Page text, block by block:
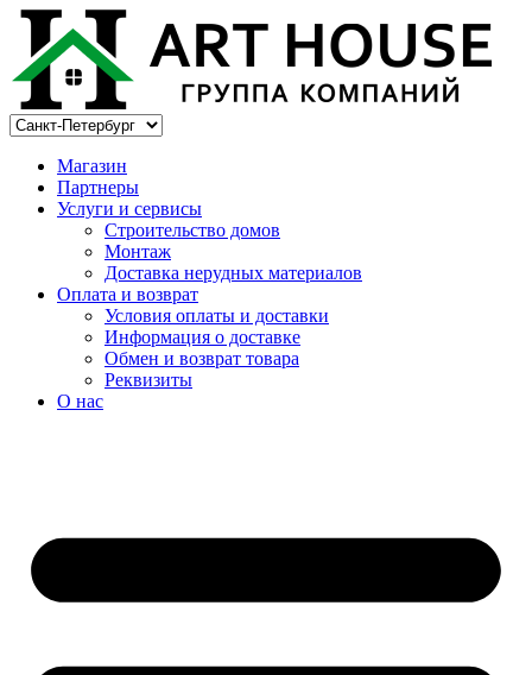
Магазин
Партнеры
Услуги и сервисы
Строительство домов
Монтаж
Доставка нерудных материалов
Оплата и возврат
Условия оплаты и доставки
Информация о доставке
Обмен и возврат товара
Реквизиты
О нас